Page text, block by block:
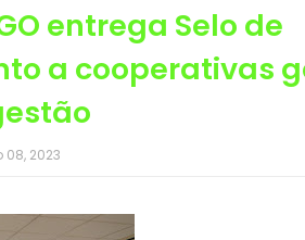
entrega Selo de
a cooperativas
08, 2023